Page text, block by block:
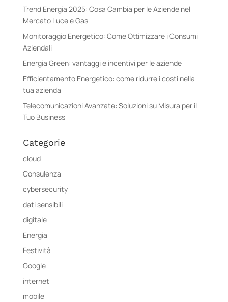
Trend Energia 2025: Cosa Cambia per le Aziende nel
Mercato Luce e Gas
Monitoraggio Energetico: Come Ottimizzare i Consumi
Aziendali
Energia Green: vantaggi e incentivi per le aziende
Efficientamento Energetico: come ridurre i costi nella
tua azienda
Telecomunicazioni Avanzate: Soluzioni su Misura per il
Tuo Business
Categorie
cloud
Consulenza
cybersecurity
dati sensibili
digitale
Energia
Festività
Google
internet
mobile